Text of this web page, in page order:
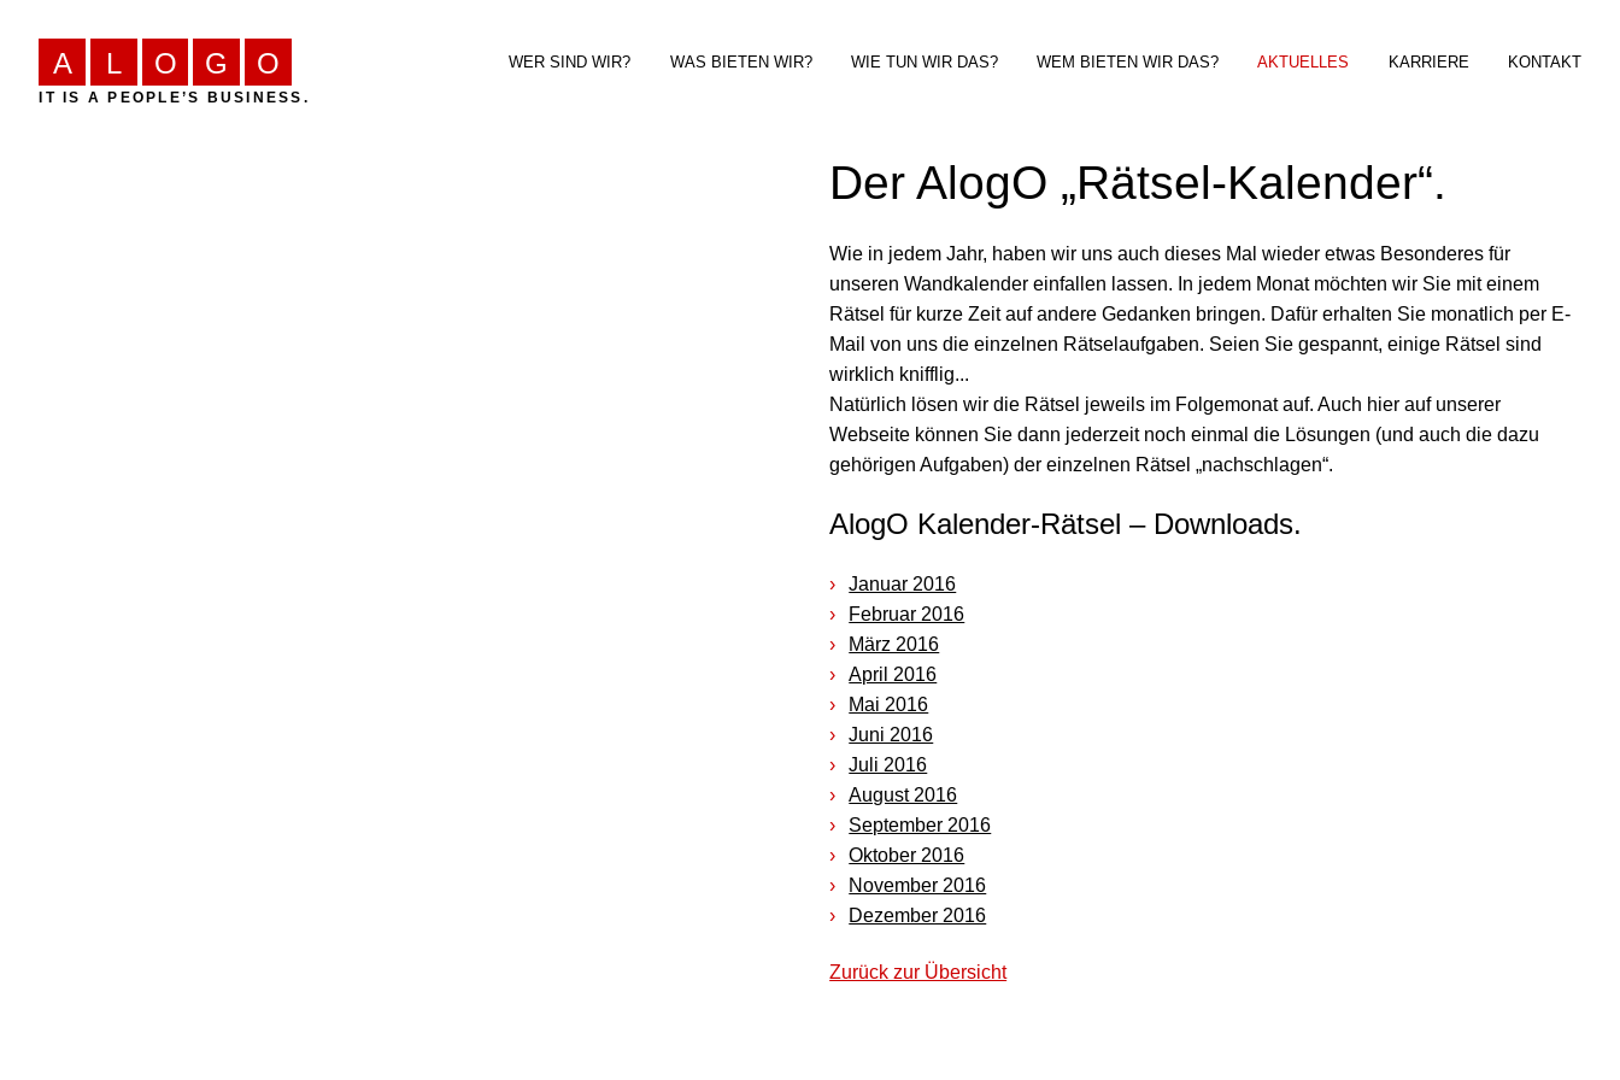
A L O G O
IT IS A PEOPLE’S BUSINESS.
WER SIND WIR? WAS BIETEN WIR? WIE TUN WIR DAS? WEM BIETEN WIR DAS? AKTUELLES KARRIERE KONTAKT
Der AlogO „Rätsel-Kalender“.
Wie in jedem Jahr, haben wir uns auch dieses Mal wieder etwas Besonderes für
unseren Wandkalender einfallen lassen. In jedem Monat möchten wir Sie mit einem
Rätsel für kurze Zeit auf andere Gedanken bringen. Dafür erhalten Sie monatlich per E-
Mail von uns die einzelnen Rätselaufgaben. Seien Sie gespannt, einige Rätsel sind
wirklich knifflig...
Natürlich lösen wir die Rätsel jeweils im Folgemonat auf. Auch hier auf unserer
Webseite können Sie dann jederzeit noch einmal die Lösungen (und auch die dazu
gehörigen Aufgaben) der einzelnen Rätsel „nachschlagen“.
AlogO Kalender-Rätsel – Downloads.
Januar 2016
Februar 2016
März 2016
April 2016
Mai 2016
Juni 2016
Juli 2016
August 2016
September 2016
Oktober 2016
November 2016
Dezember 2016
Zurück zur Übersicht